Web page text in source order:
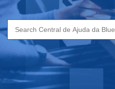
Search
for: